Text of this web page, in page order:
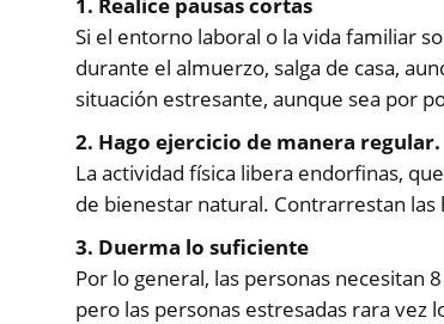
Si el entorno laboral o la vida familiar
durante el almuerzo, salga de casa,
situación estresante, aunque sea por
2. Hago ejercicio de manera regular.
La actividad física libera endorfinas,
de bienestar natural. Contrarrestan
3. Duerma lo suficiente
Por lo general, las personas necesitan
pero las personas estresadas rara vez